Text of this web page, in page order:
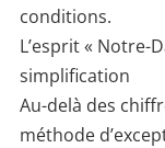
conditions.
L’esprit « Notre-
simplification
Au-delà des
méthode